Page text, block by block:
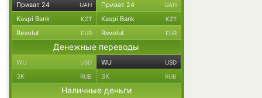
Приват 24 UAH Приват 24 UAH
Kaspi Bank KZT Kaspi Bank KZT
Revolut EUR Revolut EUR
Денежные переводы
WU USD WU USD
ЗК RUB ЗК RUB
Наличные деньги